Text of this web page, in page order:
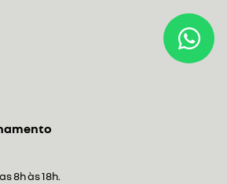
8h às 18h.